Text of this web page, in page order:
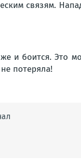
связям.
и боится. Это
потеряла!